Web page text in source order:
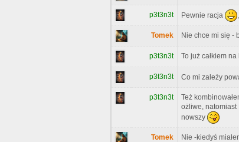
p3t3n3t Pewnie racja
Tomek Nie chce mi się -
p3t3n3t To już całkiem
p3t3n3t Co mi zależy
p3t3n3t
Też
ożliwe, natomiast
nowszy
Tomek
Nie -kiedyś